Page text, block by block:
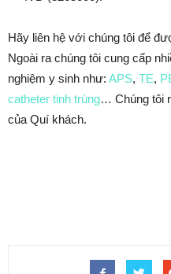
Hãy liên hệ với chúng tôi để
Ngoài ra chúng tôi cung cấp
nghiệm y sinh như: APS, TE,
catheter tinh trùng… Chúng tôi
của Quí khách.